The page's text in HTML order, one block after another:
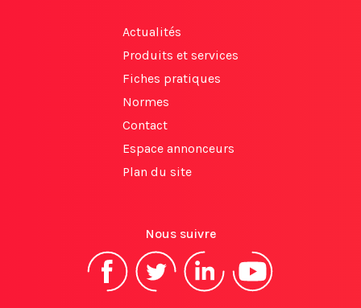
Actualités
Produits et services
Fiches pratiques
Normes
Contact
Espace annonceurs
Plan du site
Nous suivre